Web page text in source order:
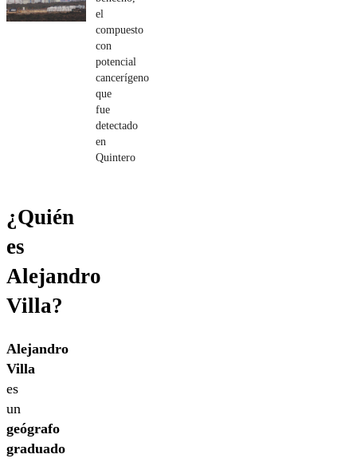
el
compuesto
con
potencial
cancerígeno
que
fue
detectado
en
Quintero
¿Quién
es
Alejandro
Villa?
Alejandro
Villa
es
un
geógrafo
graduado